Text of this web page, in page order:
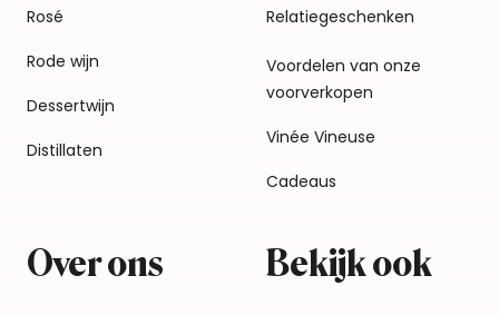
Rosé
Rode wijn
Dessertwijn
Distillaten
Relatiegeschenken
Voordelen van onze
voorverkopen
Vinée Vineuse
Cadeaus
Over ons Bekijk ook